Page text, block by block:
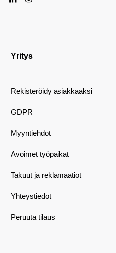
Yritys
Rekisteröidy asiakkaaksi
GDPR
Myyntiehdot
Avoimet työpaikat
Takuut ja reklamaatiot
Yhteystiedot
Peruuta tilaus